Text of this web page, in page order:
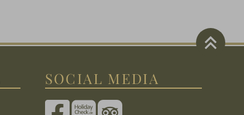
SOCIAL MEDIA